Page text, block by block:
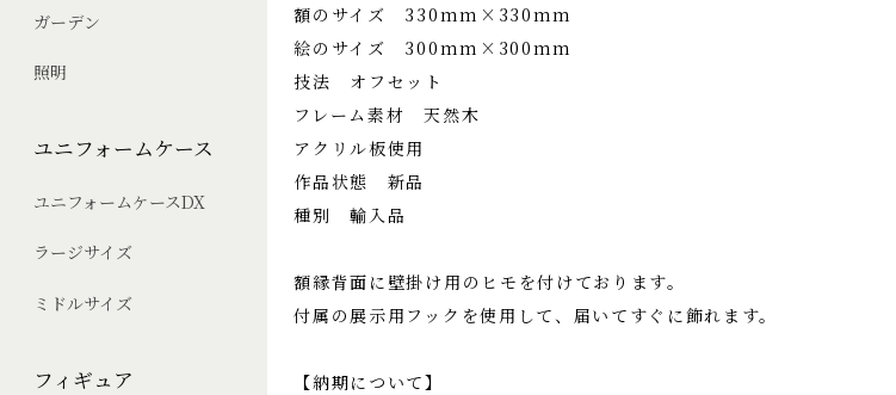
ガーデン
照明
ユニフォームケース
ユニフォームケースDX
ラージサイズ
ミドルサイズ
フィギュア
額のサイズ 330mm×330mm
絵のサイズ 300mm×300mm
技法 オフセット
フレーム素材 天然木
アクリル板使用
作品状態 新品
種別 輸入品
額縁背面に壁掛け用のヒモを付けております。
付属の展示用フックを使用して、届いてすぐに飾れます。
【納期について】